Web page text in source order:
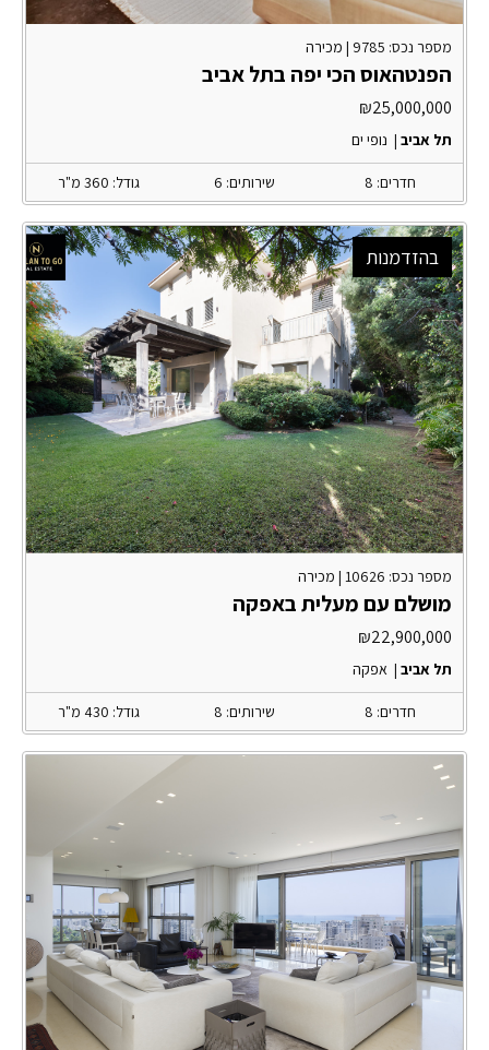
מספר נכס: 9785 | מכירה
הפנטהאוס הכי יפה בתל אביב
₪25,000,000
תל אביב | נופי ים
חדרים: 8 שירותים: 6 גודל: 360 מ"ר
בהזדמנות
מספר נכס: 10626 | מכירה
מושלם עם מעלית באפקה
₪22,900,000
תל אביב | אפקה
חדרים: 8 שירותים: 8 גודל: 430 מ"ר